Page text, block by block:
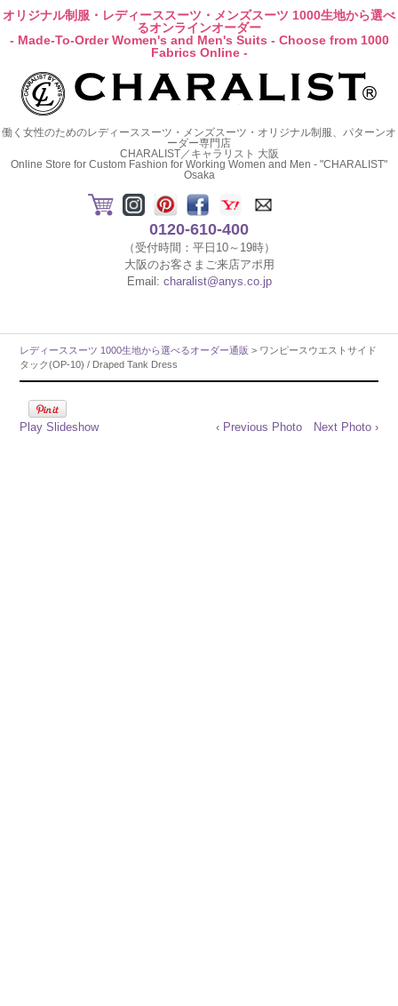
オリジナル制服・レディーススーツ・メンズスーツ 1000生地から選べ
るオンラインオーダー
- Made-To-Order Women's and Men's Suits - Choose from 1000
Fabrics Online -
働く女性のためのレディーススーツ・メンズスーツ・オリジナル制服、パターンオ
ーダー専門店
CHARALIST／キャラリスト 大阪
Online Store for Custom Fashion for Working Women and Men - "CHARALIST"
Osaka
0120-610-400
（受付時間：平日10～19時）
大阪のお客さまご来店アポ用
Email: charalist@anys.co.jp
レディーススーツ 1000生地から選べるオーダー通販 > ワンピースウエストサイド
タック(OP-10) / Draped Tank Dress
Play Slideshow ‹ Previous Photo Next Photo ›